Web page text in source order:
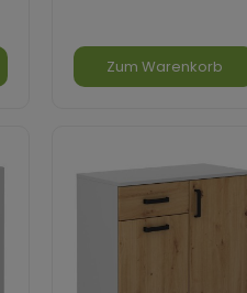
Zum Warenkorb